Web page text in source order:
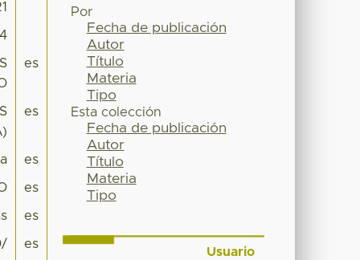
es
es
es
es
es
es
Por
Fecha de publicación
Autor
Título
Materia
Tipo
Esta colección
Fecha de publicación
Autor
Título
Materia
Tipo
Usuario